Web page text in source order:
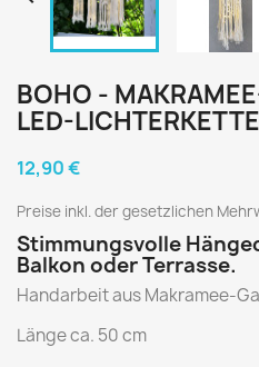
BOHO -
LED-LICHTERKETTE
12,90 €
Preise inkl. der gesetzlichen
Stimmungsvolle
Balkon oder Terrasse.
Handarbeit aus Makramee-
Länge ca. 50 cm